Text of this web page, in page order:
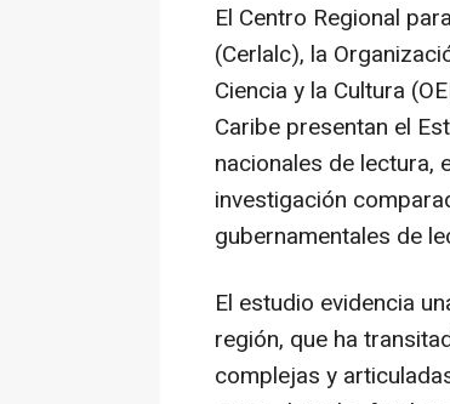
El Centro Regional
(Cerlalc), la
Ciencia y la Cultura
Caribe presentan el
nacionales de lectura,
investigación
gubernamentales de
El estudio evidencia
región, que ha
complejas y